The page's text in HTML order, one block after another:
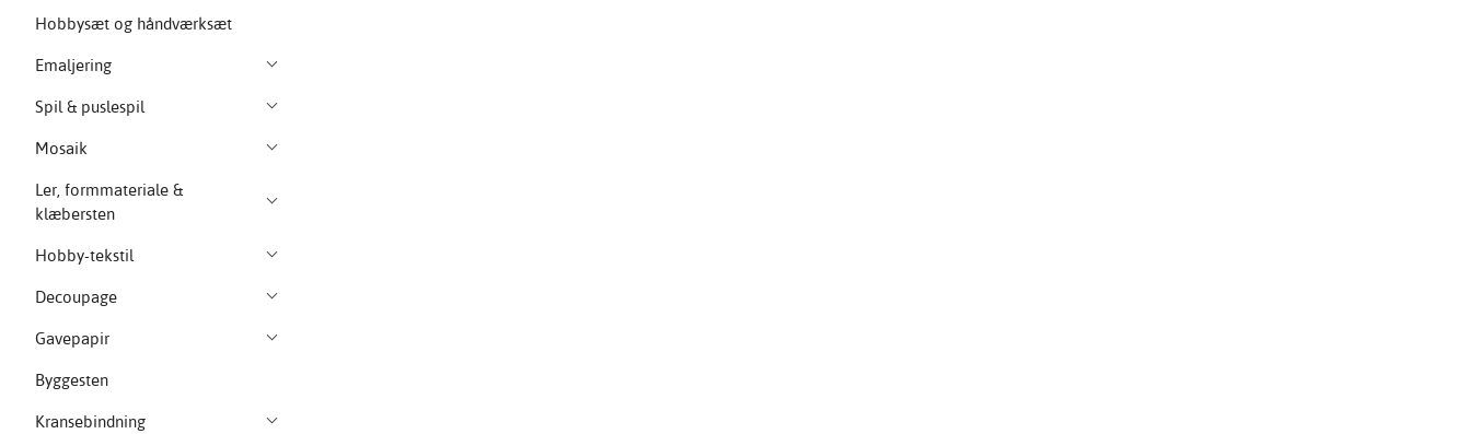
Hobbysæt og håndværksæt
Emaljering
Spil & puslespil
Mosaik
Ler, formmateriale &
klæbersten
Hobby-tekstil
Decoupage
Gavepapir
Byggesten
Kransebindning